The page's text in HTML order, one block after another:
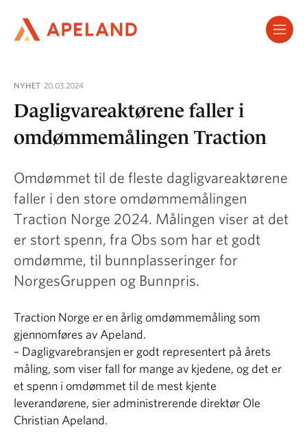
hovedinnhold
NYHET 20.03.2024
Dagligvareaktørene faller i
omdømmemålingen Traction
Omdømmet til de fleste dagligvareaktørene
faller i den store omdømmemålingen
Traction Norge 2024. Målingen viser at det
er stort spenn, fra Obs som har et godt
omdømme, til bunnplasseringer for
NorgesGruppen og Bunnpris.
Traction Norge er en årlig omdømmemåling som
gjennomføres av Apeland.
– Dagligvarebransjen er godt representert på årets
måling, som viser fall for mange av kjedene, og det er
et spenn i omdømmet til de mest kjente
leverandørene, sier administrerende direktør Ole
Christian Apeland.